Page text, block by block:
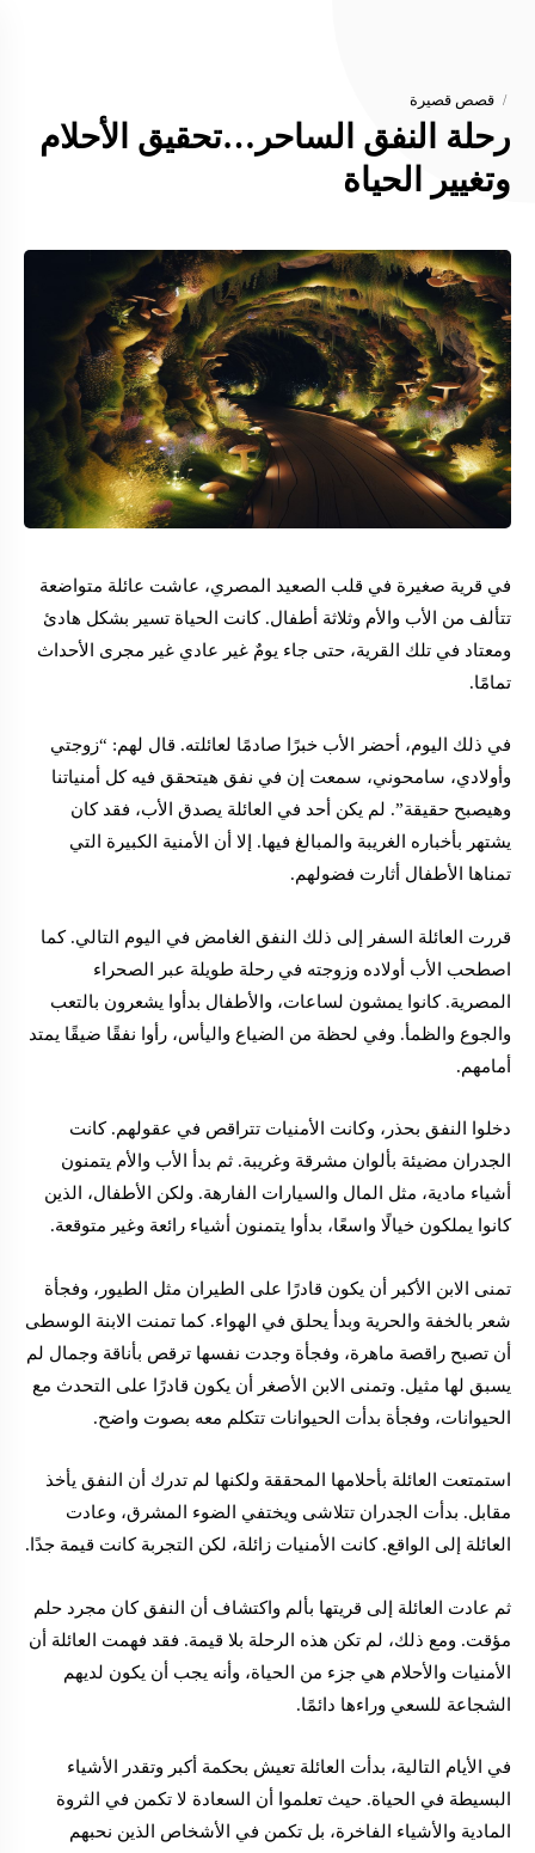
قصص قصيرة
رحلة النفق الساحر…تحقيق الأحلام
وتغيير الحياة
في قرية صغيرة في قلب الصعيد المصري، عاشت عائلة متواضعة
تتألف من الأب والأم وثلاثة أطفال. كانت الحياة تسير بشكل هادئ
ومعتاد في تلك القرية، حتى جاء يومٌ غير عادي غير مجرى الأحداث
تمامًا.
في ذلك اليوم، أحضر الأب خبرًا صادمًا لعائلته. قال لهم: “زوجتي
وأولادي، سامحوني، سمعت إن في نفق هيتحقق فيه كل أمنياتنا
وهيصبح حقيقة”. لم يكن أحد في العائلة يصدق الأب، فقد كان
يشتهر بأخباره الغريبة والمبالغ فيها. إلا أن الأمنية الكبيرة التي
تمناها الأطفال أثارت فضولهم.
قررت العائلة السفر إلى ذلك النفق الغامض في اليوم التالي. كما
اصطحب الأب أولاده وزوجته في رحلة طويلة عبر الصحراء
المصرية. كانوا يمشون لساعات، والأطفال بدأوا يشعرون بالتعب
والجوع والظمأ. وفي لحظة من الضياع واليأس، رأوا نفقًا ضيقًا يمتد
أمامهم.
دخلوا النفق بحذر، وكانت الأمنيات تتراقص في عقولهم. كانت
الجدران مضيئة بألوان مشرقة وغريبة. ثم بدأ الأب والأم يتمنون
أشياء مادية، مثل المال والسيارات الفارهة. ولكن الأطفال، الذين
كانوا يملكون خيالًا واسعًا، بدأوا يتمنون أشياء رائعة وغير متوقعة.
تمنى الابن الأكبر أن يكون قادرًا على الطيران مثل الطيور، وفجأة
شعر بالخفة والحرية وبدأ يحلق في الهواء. كما تمنت الابنة الوسطى
أن تصبح راقصة ماهرة، وفجأة وجدت نفسها ترقص بأناقة وجمال لم
يسبق لها مثيل. وتمنى الابن الأصغر أن يكون قادرًا على التحدث مع
الحيوانات، وفجأة بدأت الحيوانات تتكلم معه بصوت واضح.
استمتعت العائلة بأحلامها المحققة ولكنها لم تدرك أن النفق يأخذ
مقابل. بدأت الجدران تتلاشى ويختفي الضوء المشرق، وعادت
العائلة إلى الواقع. كانت الأمنيات زائلة، لكن التجربة كانت قيمة جدًا.
ثم عادت العائلة إلى قريتها بألم واكتشاف أن النفق كان مجرد حلم
مؤقت. ومع ذلك، لم تكن هذه الرحلة بلا قيمة. فقد فهمت العائلة أن
الأمنيات والأحلام هي جزء من الحياة، وأنه يجب أن يكون لديهم
الشجاعة للسعي وراءها دائمًا.
في الأيام التالية، بدأت العائلة تعيش بحكمة أكبر وتقدر الأشياء
البسيطة في الحياة. حيث تعلموا أن السعادة لا تكمن في الثروة
المادية والأشياء الفاخرة، بل تكمن في الأشخاص الذين نحبهم